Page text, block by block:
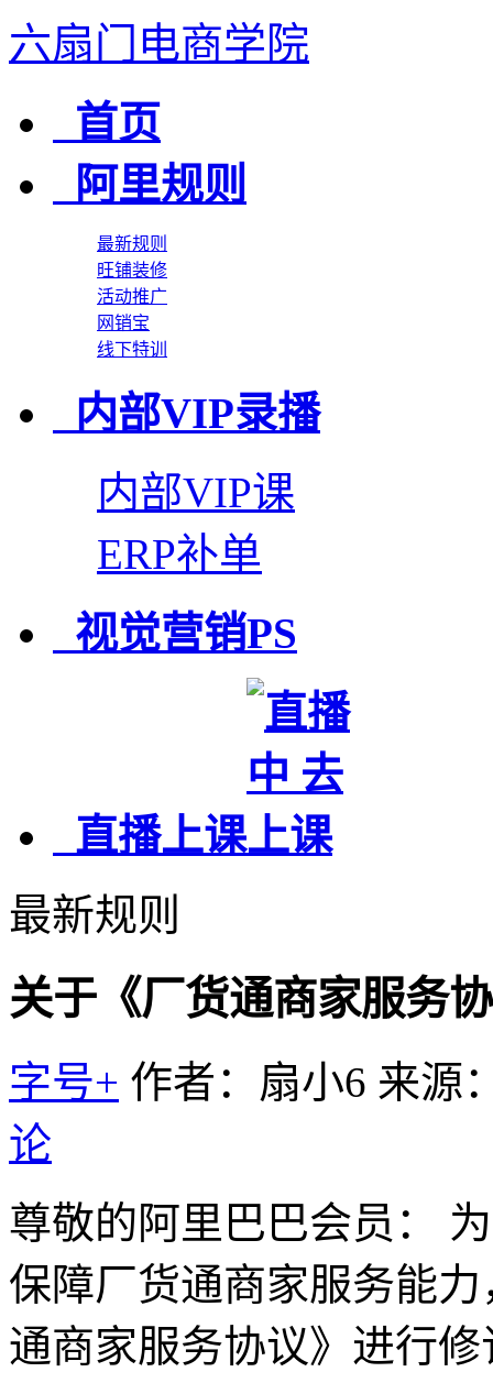
六扇门电商学院
首页
阿里规则
最新规则
旺铺装修
活动推广
网销宝
线下特训
内部VIP录播
内部VIP课
ERP补单
视觉营销PS
直播上课
最新规则
关于《厂货通商家服务
字号+ 作者：扇小6 来源
论
尊敬的阿里巴巴会员：
保障厂货通商家服务能
通商家服务协议》进行